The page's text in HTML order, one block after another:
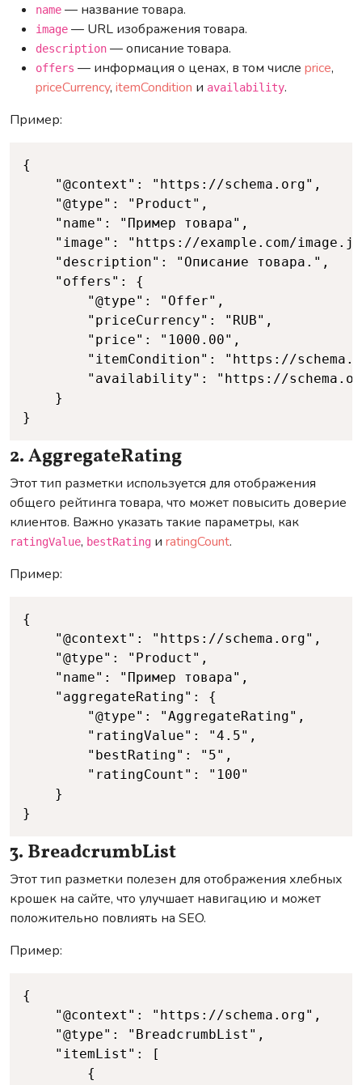
name — название товара.
image — URL изображения товара.
description — описание товара.
offers — информация о ценах, в том числе price,
priceCurrency, itemCondition и availability.
Пример:
{
}
2. AggregateRating
Этот тип разметки используется для отображения
общего рейтинга товара, что может повысить доверие
клиентов. Важно указать такие параметры, как
ratingValue, bestRating и ratingCount.
Пример:
{
}
3. BreadcrumbList
Этот тип разметки полезен для отображения хлебных
крошек на сайте, что улучшает навигацию и может
положительно повлиять на SEO.
Пример:
{